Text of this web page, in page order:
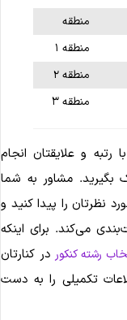
منطقه
منطقه ۱
منطقه ۲
منطقه ۳
رتبه و علایقتان انجام
بگیرید. مشاور به شما
نظرتان را پیدا کنید و
می‌کند. برای اینکه
رشته کنکوردر کنارتان
تکمیلی را به دست